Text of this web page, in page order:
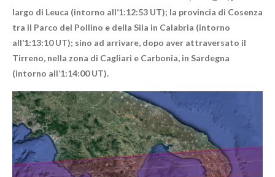
largo di Leuca (intorno all’1:12:53 UT); la provincia di Cosenza
tra il Parco del Pollino e della Sila in Calabria (intorno
all’1:13:10 UT); sino ad arrivare, dopo aver attraversato il
Tirreno, nella zona di Cagliari e Carbonia, in Sardegna
(intorno all’1:14:00 UT).